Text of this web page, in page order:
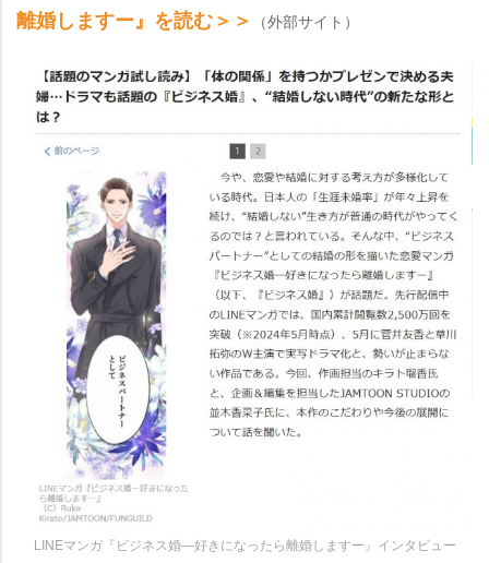
離婚しますー』を読む＞＞ （外部サイト）
LINEマンガ『ビジネス婚―好きになったら離婚しますー』インタビュー